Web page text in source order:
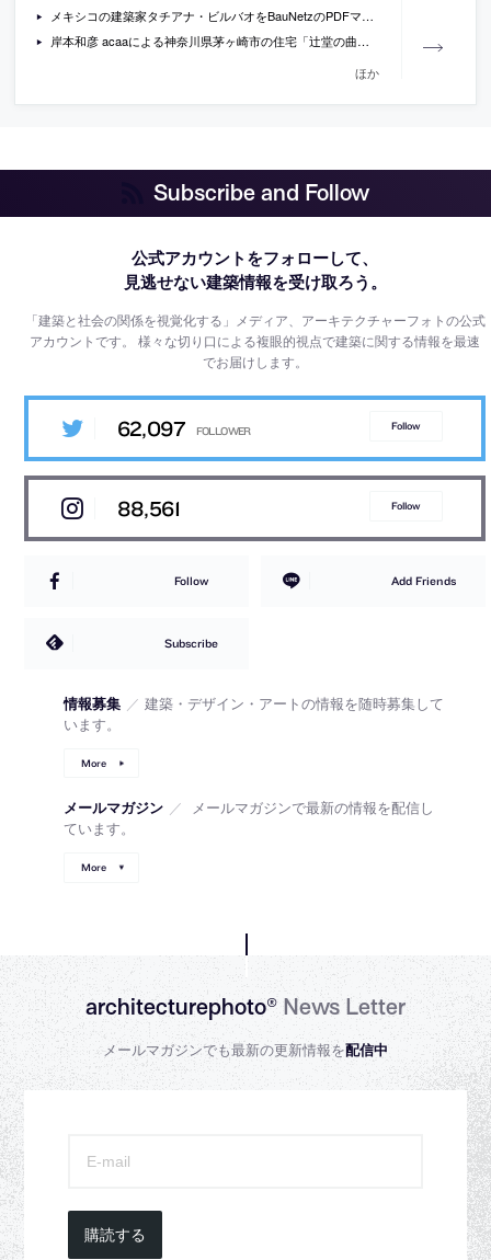
メキシコの建築家タチアナ・ビルバオをBauNetzのPDFマガジンが特集
岸本和彦 acaaによる神奈川県茅ヶ崎市の住宅「辻堂の曲がり屋」の写真
ほか
Subscribe and Follow
公式アカウントをフォローして、
見逃せない建築情報を受け取ろう。
「建築と社会の関係を視覚化する」メディア、アーキテクチャーフォトの公式
アカウントです。様々な切り口による複眼的視点で建築に関する情報を最速
でお届けします。
62,097 Follow
88,561 Follow
Follow Add Friends
Subscribe
情報募集 ／ 建築・デザイン・アートの情報を随時募集して
います。
More
メールマガジン ／
メールマガジンで最新の情報を配信し
ています。
More
architecturephoto®News Letter
メールマガジンでも最新の更新情報を配信中
購読する